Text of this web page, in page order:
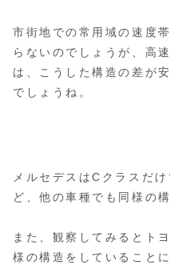
市街地での常用域の速度
らないのでしょうが、高
は、こうした構造の差が
でしょうね。
メルセデスはCクラスだ
ど、他の車種でも同様の
また、観察してみるとト
様の構造をしていること